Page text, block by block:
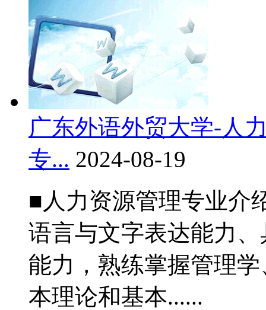
广东外语外贸大学-人
专... 2024-08-19
■人力资源管理专业介
语言与文字表达能力
能力，熟练掌握管理
本理论和基本......